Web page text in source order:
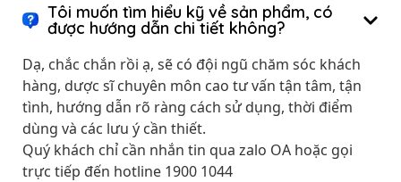
Tôi muốn tìm hiểu kỹ về sản phẩm, có
được hướng dẫn chi tiết không?
Dạ, chắc chắn rồi ạ, sẽ có đội ngũ chăm sóc khách
hàng, dược sĩ chuyên môn cao tư vấn tận tâm, tận
tình, hướng dẫn rõ ràng cách sử dụng, thời điểm
dùng và các lưu ý cần thiết.
Quý khách chỉ cần nhắn tin qua zalo OA hoặc gọi
trực tiếp đến hotline 1900 1044